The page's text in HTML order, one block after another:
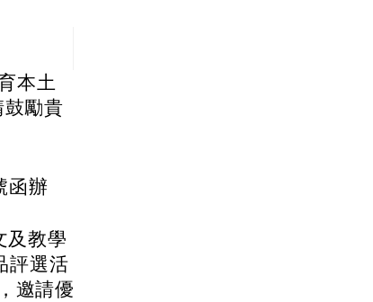
本土
勵貴
函辦
及教學
評選活
邀請優